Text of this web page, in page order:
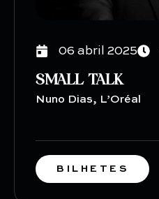
06 abril 2025
SMALL TALK
Nuno Dias, L’Oréal
BILHETES